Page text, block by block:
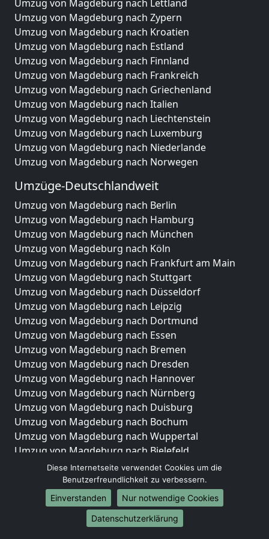
Umzug von Magdeburg nach Lettland
Umzug von Magdeburg nach Zypern
Umzug von Magdeburg nach Kroatien
Umzug von Magdeburg nach Estland
Umzug von Magdeburg nach Finnland
Umzug von Magdeburg nach Frankreich
Umzug von Magdeburg nach Griechenland
Umzug von Magdeburg nach Italien
Umzug von Magdeburg nach Liechtenstein
Umzug von Magdeburg nach Luxemburg
Umzug von Magdeburg nach Niederlande
Umzug von Magdeburg nach Norwegen
Umzüge-Deutschlandweit
Umzug von Magdeburg nach Berlin
Umzug von Magdeburg nach Hamburg
Umzug von Magdeburg nach München
Umzug von Magdeburg nach Köln
Umzug von Magdeburg nach Frankfurt am Main
Umzug von Magdeburg nach Stuttgart
Umzug von Magdeburg nach Düsseldorf
Umzug von Magdeburg nach Leipzig
Umzug von Magdeburg nach Dortmund
Umzug von Magdeburg nach Essen
Umzug von Magdeburg nach Bremen
Umzug von Magdeburg nach Dresden
Umzug von Magdeburg nach Hannover
Umzug von Magdeburg nach Nürnberg
Umzug von Magdeburg nach Duisburg
Umzug von Magdeburg nach Bochum
Umzug von Magdeburg nach Wuppertal
Umzug von Magdeburg nach Bielefeld
Umzug von Magdeburg nach Bonn
Umzug von Magdeburg nach Münster
Internationale-Umzüge
Umzug von Magdeburg nach Brasilien
Diese Internetseite verwendet Cookies um die
Benutzerfreundlichkeit zu verbessern.
Einverstanden
Nur notwendige Cookies
Datenschutzerklärung